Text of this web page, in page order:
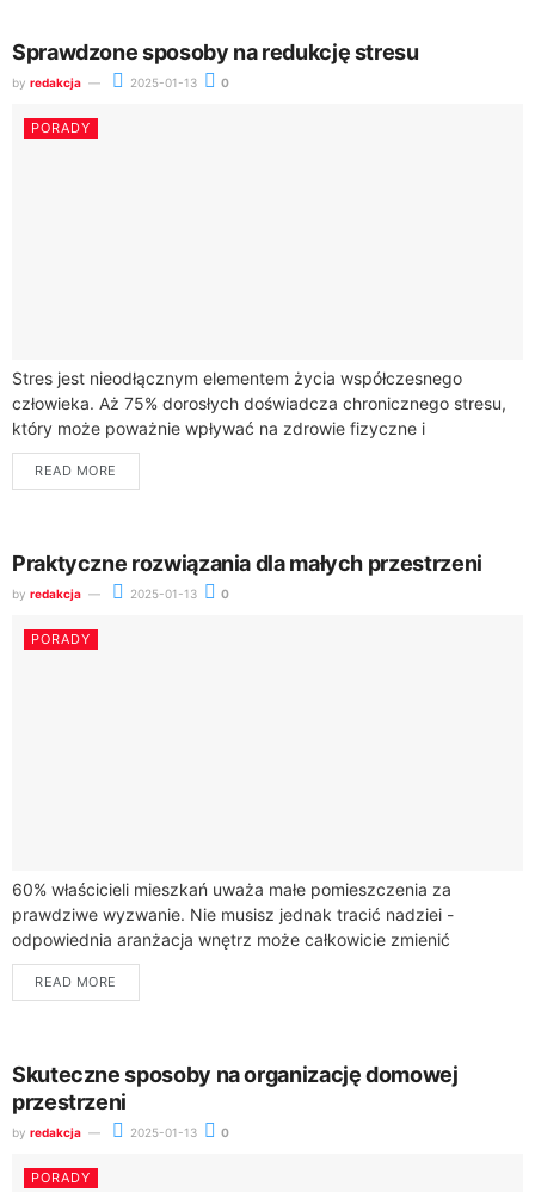
Sprawdzone sposoby na redukcję stresu
by redakcja 2025-01-13 0
PORADY
Stres jest nieodłącznym elementem życia współczesnego
człowieka. Aż 75% dorosłych doświadcza chronicznego stresu,
który może poważnie wpływać na zdrowie fizyczne i
psychiczne. Dlatego kluczowa jest znajomość skutecznych
technik relaksacyjnych, które...
READ MORE
Praktyczne rozwiązania dla małych przestrzeni
by redakcja 2025-01-13 0
PORADY
60% właścicieli mieszkań uważa małe pomieszczenia za
prawdziwe wyzwanie. Nie musisz jednak tracić nadziei -
odpowiednia aranżacja wnętrz może całkowicie zmienić
postrzeganie małej przestrzeni.Funkcjonalność małego
mieszkania zależy od przemyślanych rozwiązań...
READ MORE
Skuteczne sposoby na organizację domowej
przestrzeni
by redakcja 2025-01-13 0
PORADY